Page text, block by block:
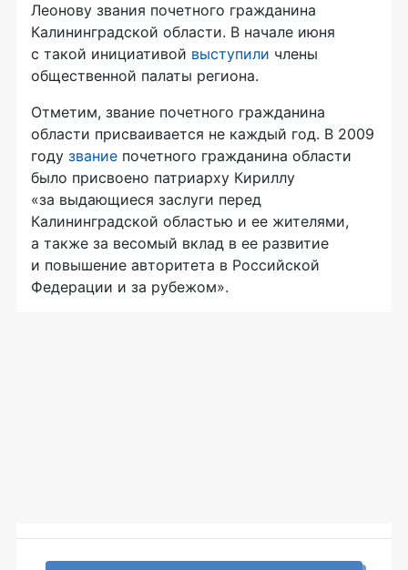
Леонову звания почетного гражданина
Калининградской области. В начале июня
с такой инициативой выступили члены
общественной палаты региона.
Отметим, звание почетного гражданина
области присваивается не каждый год. В 2009
году звание почетного гражданина области
было присвоено патриарху Кириллу
«за выдающиеся заслуги перед
Калининградской областью и ее жителями,
а также за весомый вклад в ее развитие
и повышение авторитета в Российской
Федерации и за рубежом».